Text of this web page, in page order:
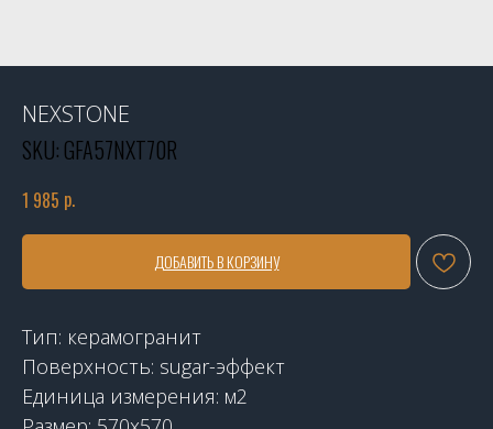
NEXSTONE
SKU: GFA57NXT70R
1 985 р.
ДОБАВИТЬ В КОРЗИНУ
Тип: керамогранит
Поверхность: sugar-эффект
Единица измерения: м2